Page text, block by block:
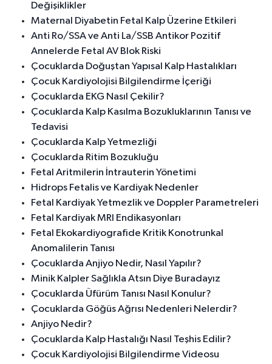
Değişiklikler
Maternal Diyabetin Fetal Kalp Üzerine Etkileri
Anti Ro/SSA ve Anti La/SSB Antikor Pozitif
Annelerde Fetal AV Blok Riski
Çocuklarda Doğuştan Yapısal Kalp Hastalıkları
Çocuk Kardiyolojisi Bilgilendirme İçeriği
Çocuklarda EKG Nasıl Çekilir?
Çocuklarda Kalp Kasılma Bozukluklarının Tanısı ve
Tedavisi
Çocuklarda Kalp Yetmezliği
Çocuklarda Ritim Bozukluğu
Fetal Aritmilerin İntrauterin Yönetimi
Hidrops Fetalis ve Kardiyak Nedenler
Fetal Kardiyak Yetmezlik ve Doppler Parametreleri
Fetal Kardiyak MRI Endikasyonları
Fetal Ekokardiyografide Kritik Konotrunkal
Anomalilerin Tanısı
Çocuklarda Anjiyo Nedir, Nasıl Yapılır?
Minik Kalpler Sağlıkla Atsın Diye Buradayız
Çocuklarda Üfürüm Tanısı Nasıl Konulur?
Çocuklarda Göğüs Ağrısı Nedenleri Nelerdir?
Anjiyo Nedir?
Çocuklarda Kalp Hastalığı Nasıl Teşhis Edilir?
Çocuk Kardiyolojisi Bilgilendirme Videosu